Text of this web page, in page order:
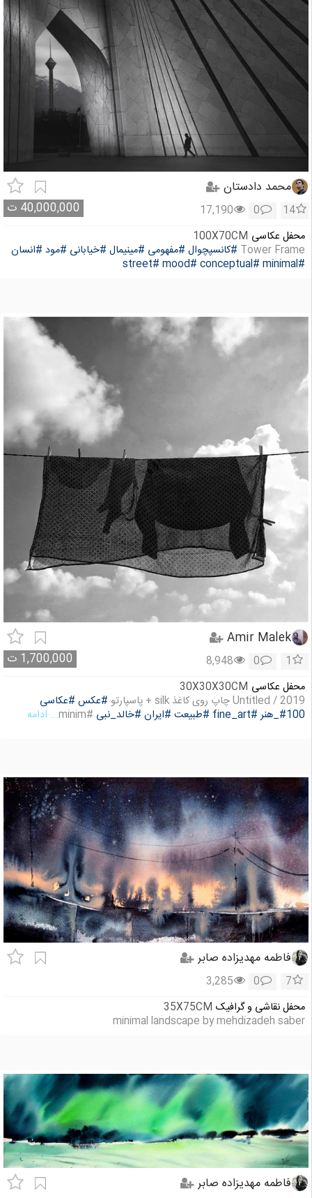
محمد دادستان
40,000,000 ت 14
0
17,190
محفل عکاسی 100X70CM
Tower Frame #کانسپچوال #مفهومی #مینیمال #خیابانی #مود #انسان
#minimal
#conceptual
#mood
#street
Amir Malek
1,700,000 ت 1
0
8,948
محفل عکاسی 30X30X30CM
Untitled / 2019 چاپ روی کاغذ silk + پاسپارتو
#عکس #عکاسی
#100_هنر
#fine_art #طبیعت #ایران #خالد_نبی #minim ... ادامه
فاطمه مهدیزاده صابر
7
0
3,285
محفل نقاشی و گرافیک 35X75CM
minimal landscape by mehdizadeh saber
فاطمه مهدیزاده صابر